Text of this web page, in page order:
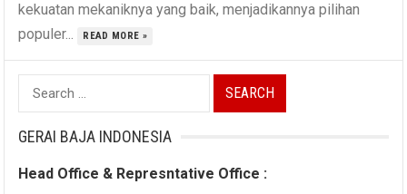
kekuatan mekaniknya yang baik, menjadikannya pilihan
populer...
READ MORE »
Search
for:
GERAI BAJA INDONESIA
Head Office & Represntative Office :